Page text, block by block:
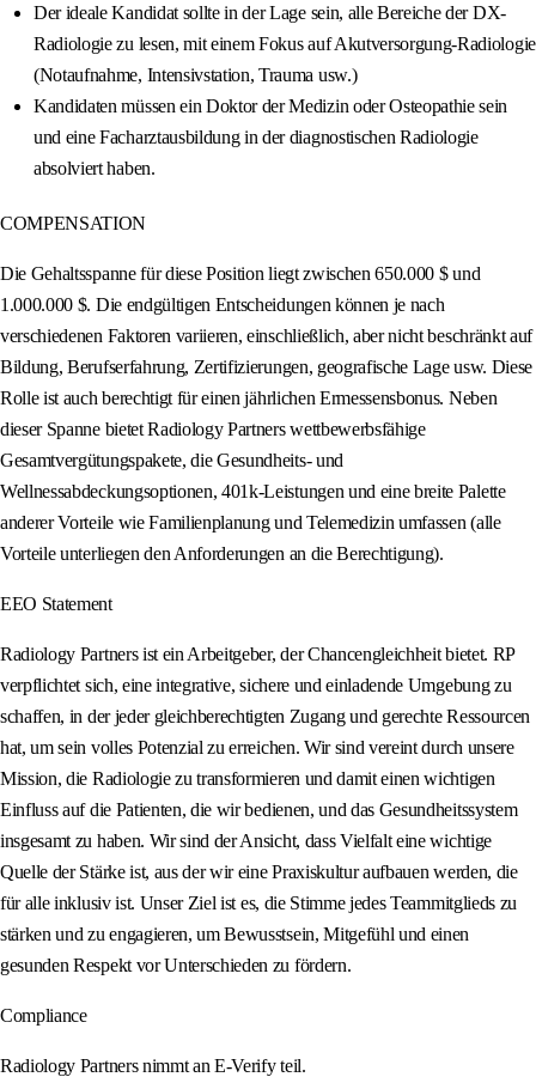
Der ideale Kandidat sollte in der Lage sein, alle Bereiche der DX-
Radiologie zu lesen, mit einem Fokus auf Akutversorgung-Radiologie
(Notaufnahme, Intensivstation, Trauma usw.)
Kandidaten müssen ein Doktor der Medizin oder Osteopathie sein
und eine Facharztausbildung in der diagnostischen Radiologie
absolviert haben.
COMPENSATION
Die Gehaltsspanne für diese Position liegt zwischen 650.000 $ und
1.000.000 $. Die endgültigen Entscheidungen können je nach
verschiedenen Faktoren variieren, einschließlich, aber nicht beschränkt auf
Bildung, Berufserfahrung, Zertifizierungen, geografische Lage usw. Diese
Rolle ist auch berechtigt für einen jährlichen Ermessensbonus. Neben
dieser Spanne bietet Radiology Partners wettbewerbsfähige
Gesamtvergütungspakete, die Gesundheits- und
Wellnessabdeckungsoptionen, 401k-Leistungen und eine breite Palette
anderer Vorteile wie Familienplanung und Telemedizin umfassen (alle
Vorteile unterliegen den Anforderungen an die Berechtigung).
EEO Statement
Radiology Partners ist ein Arbeitgeber, der Chancengleichheit bietet. RP
verpflichtet sich, eine integrative, sichere und einladende Umgebung zu
schaffen, in der jeder gleichberechtigten Zugang und gerechte Ressourcen
hat, um sein volles Potenzial zu erreichen. Wir sind vereint durch unsere
Mission, die Radiologie zu transformieren und damit einen wichtigen
Einfluss auf die Patienten, die wir bedienen, und das Gesundheitssystem
insgesamt zu haben. Wir sind der Ansicht, dass Vielfalt eine wichtige
Quelle der Stärke ist, aus der wir eine Praxiskultur aufbauen werden, die
für alle inklusiv ist. Unser Ziel ist es, die Stimme jedes Teammitglieds zu
stärken und zu engagieren, um Bewusstsein, Mitgefühl und einen
gesunden Respekt vor Unterschieden zu fördern.
Compliance
Radiology Partners nimmt an E-Verify teil.